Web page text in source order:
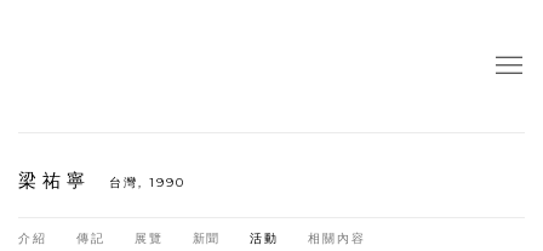
梁祐寧 台灣, 1990
介紹 傳記 展覽 新聞 活動 相關內容